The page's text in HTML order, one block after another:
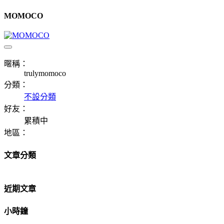
MOMOCO
暱稱：
trulymomoco
分類：
不設分類
好友：
累積中
地區：
文章分類
近期文章
小時鐘